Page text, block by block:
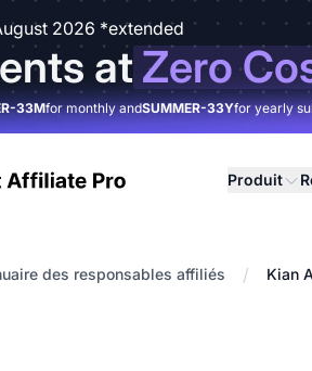
2026 *extended
atZero
33Mfor monthly andSUMMER-33Yfor yearly
Produit
des responsables affiliés / Kian